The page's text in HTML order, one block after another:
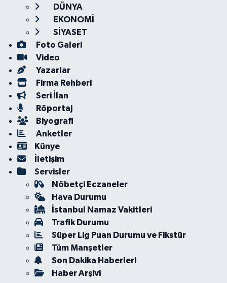
DÜNYA
EKONOMİ
SİYASET
Foto Galeri
Video
Yazarlar
Firma Rehberi
Seri İlan
Röportaj
Biyografi
Anketler
Künye
İletişim
Servisler
Nöbetçi Eczaneler
Hava Durumu
İstanbul Namaz Vakitleri
Trafik Durumu
Süper Lig Puan Durumu ve Fikstür
Tüm Manşetler
Son Dakika Haberleri
Haber Arşivi